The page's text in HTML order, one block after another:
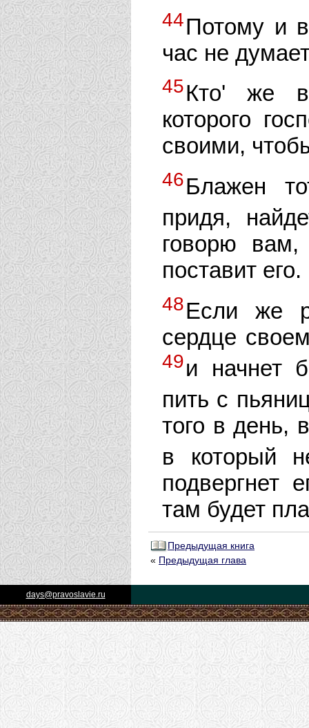
44Потому и
час не
45Кто' же
которого
своими,
46Блажен
придя,
говорю
поставит его.
48Если же
сердце
49и начнет
пить с
того в день,
в который
подвергнет
там будет
Предыдущая книга
« Предыдущая глава
days@pravoslavie.ru